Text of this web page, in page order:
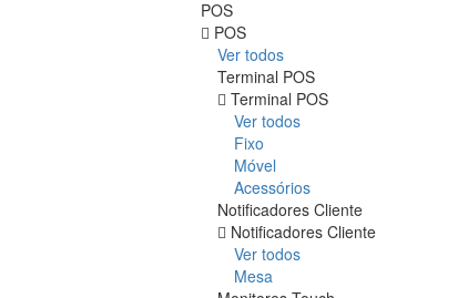
POS
POS
Ver todos
Terminal POS
Terminal POS
Ver todos
Fixo
Móvel
Acessórios
Notificadores Cliente
Notificadores Cliente
Ver todos
Mesa